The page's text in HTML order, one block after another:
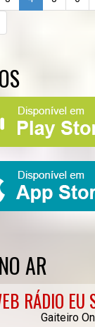
AR
RÁDIO EU
Gaiteiro